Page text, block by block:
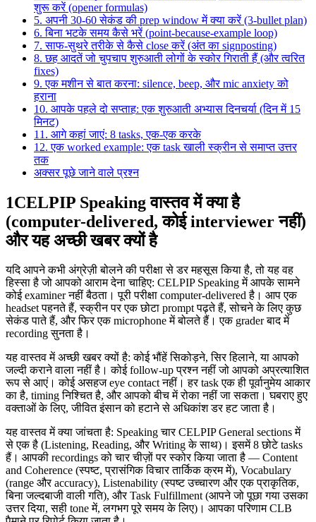
शुरू करें (opener formulas)
5. अपनी 30-60 सेकंड की prep window में क्या करें (3-bullet plan)
6. बिना भटके समय कैसे भरें (point-because-example loop)
7. साफ-सुथरे तरीके से कैसे close करें (अंत का signposting)
8. छह आदतें जो चुपचाप शुरुआती लोगों के स्कोर गिराती हैं (और त्वरित
fixes)
9. एक मशीन से बात करना: silence, beep, और mic anxiety को
हराना
10. आपके पहले दो सप्ताह: एक शुरुआती अभ्यास दिनचर्या (दिन में 15
मिनट)
11. आगे कहां जाएं: 8 tasks, एक-एक करके
12. एक worked example: एक task खाली स्क्रीन से समाप्त उत्तर
तक
अक्सर पूछे जाने वाले प्रश्न
1CELPIP Speaking वास्तव में क्या है
(computer-delivered, कोई interviewer नहीं)
और यह अच्छी खबर क्यों है
यदि आपने कभी अंग्रेज़ी बोलने की परीक्षा से डर महसूस किया है, तो यह वह
हिस्सा है जो आपको आराम देना चाहिए: CELPIP Speaking में आपके सामने
कोई examiner नहीं बैठता। पूरी परीक्षा computer-delivered है। आप एक
headset पहनते हैं, स्क्रीन पर एक छोटा prompt पढ़ते हैं, सोचने के लिए कुछ
सेकंड पाते हैं, और फिर एक microphone में बोलते हैं। एक grader बाद में
recording सुनता है।
यह वास्तव में अच्छी खबर क्यों है: कोई भौंहें सिकोड़ने, सिर हिलाने, या आपको
जल्दी कराने वाला नहीं है। कोई follow-up प्रश्न नहीं जो आपको अप्रत्याशित
रूप से आएं। कोई असहज eye contact नहीं। हर task एक ही पूर्वानुमेय आकार
का है, timing निश्चित है, और आपको बीच में रोका नहीं जा सकता। घबराए हुए
वक्ताओं के लिए, जीवित इंसान को हटाने से अधिकांश डर हट जाता है।
यह वास्तव में क्या जांचता है: Speaking चार CELPIP General sections में
से एक है (Listening, Reading, और Writing के साथ)। इसमें 8 छोटे tasks
हैं। आपकी recordings को चार चीज़ों पर स्कोर किया जाता है — Content
and Coherence (स्पष्ट, प्रासंगिक विचार तार्किक क्रम में), Vocabulary
(range और accuracy), Listenability (स्पष्ट उच्चारण और एक प्राकृतिक,
बिना जल्दबाजी वाली गति), और Task Fulfillment (आपने जो पूछा गया उसका
उत्तर दिया, सही tone में, लगभग पूरे समय के लिए)। आपका परिणाम CLB